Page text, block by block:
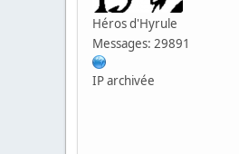
Héros d'Hyrule
Messages: 29891
IP archivée